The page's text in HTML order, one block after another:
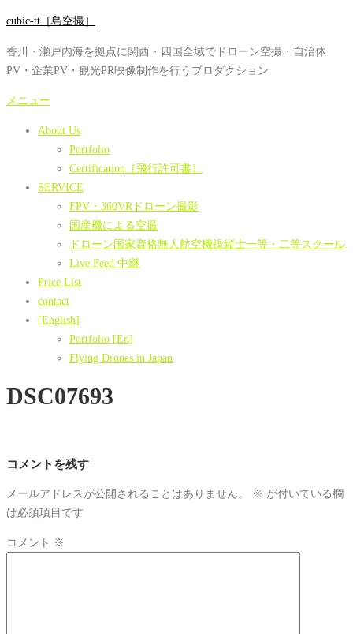
コ
テ
ン
ツ
cubic-tt［島空撮］
香川・瀬戸内海を拠点に関西・四国全域でドローン空撮・自治体
PV・企業PV・観光PR映像制作を行うプロダクション
メニュー
About Us
Portfolio
Certification［飛行許可書］
SERVICE
FPV・360VRドローン撮影
国産機による空撮
ドローン国家資格無人航空機操縦士一等・二等スクール
Live Feed 中継
Price List
contact
[English]
Portfolio [En]
Flying Drones in Japan
DSC07693
コメントを残す
メールアドレスが公開されることはありません。 ※ が付いている欄
は必須項目です
コメント ※